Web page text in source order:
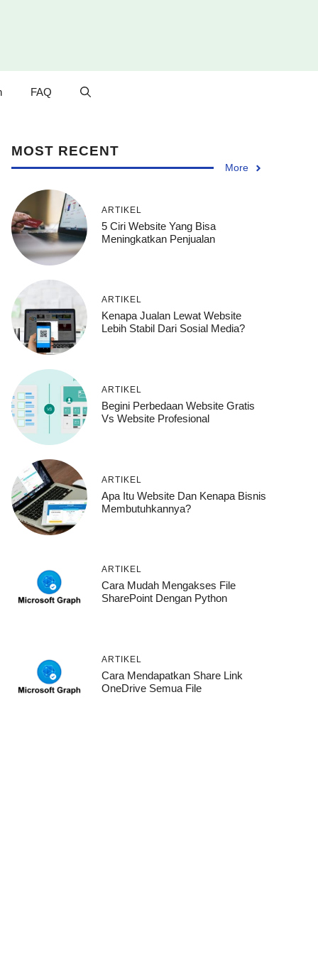
FAQ
MOST RECENT
More
ARTIKEL
5 Ciri Website Yang Bisa
Meningkatkan Penjualan
ARTIKEL
Kenapa Jualan Lewat Website
Lebih Stabil Dari Sosial Media?
ARTIKEL
Begini Perbedaan Website Gratis
Vs Website Profesional
ARTIKEL
Apa Itu Website Dan Kenapa Bisnis
Membutuhkannya?
ARTIKEL
Cara Mudah Mengakses File
SharePoint Dengan Python
ARTIKEL
Cara Mendapatkan Share Link
OneDrive Semua File